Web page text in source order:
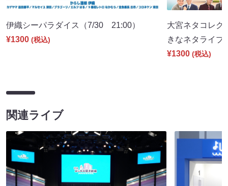
伊織シーパラダイス（7/30 21:00）
¥1300 (税込)
大宮ネタコレク
きなネタライ
¥1300 (税込)
関連ライブ